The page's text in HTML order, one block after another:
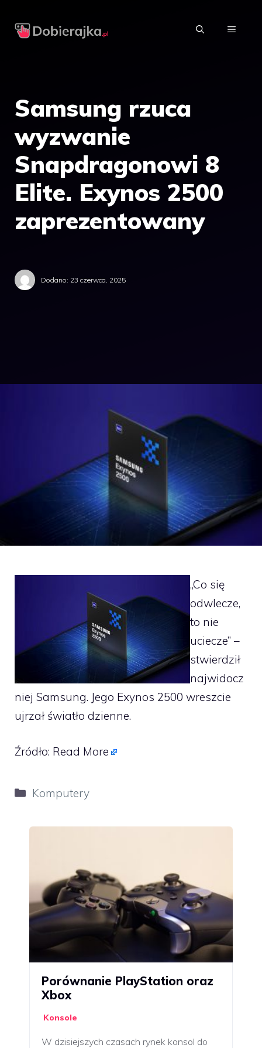
MENU
Samsung rzuca
wyzwanie
Snapdragonowi 8
Elite. Exynos 2500
zaprezentowany
Dodano: 23 czerwca, 2025
„Co się
odwlecze,
to nie
uciecze” –
stwierdził
najwidocz
niej Samsung. Jego Exynos 2500 wreszcie
ujrzał światło dzienne.
Źródło: Read More
Kategorie
Komputery
Porównanie PlayStation oraz
Xbox
Konsole
W dzisiejszych czasach rynek konsol do